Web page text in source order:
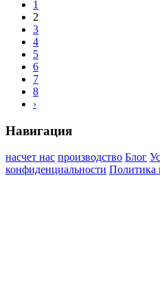
1
2
3
4
5
6
7
8
›
Навигация
насчет нас производство Блог
конфиденциальности Политика